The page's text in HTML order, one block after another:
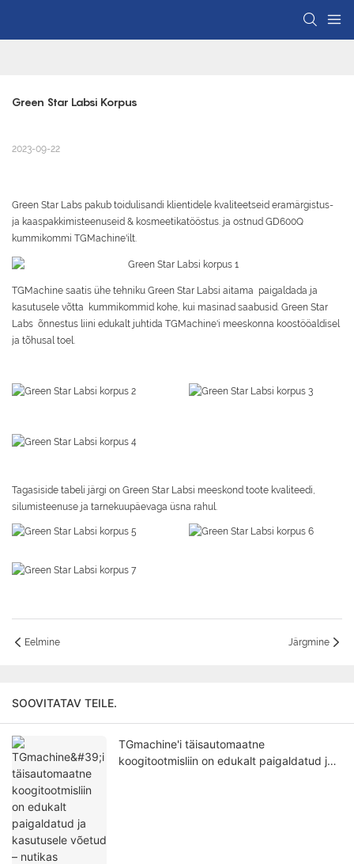
Green Star Labsi Korpus
2023-09-22
Green Star Labs pakub toidulisandi klientidele kvaliteetseid eramärgistus-
ja kaaspakkimisteenuseid & kosmeetikatööstus. ja ostnud GD600Q
kummikommi TGMachine'ilt.
TGMachine saatis ühe tehniku ​​Green Star Labsi aitama paigaldada ja
kasutusele võtta kummikommid kohe, kui masinad saabusid. Green Star
Labs õnnestus liini edukalt juhtida TGMachine'i meeskonna koostööaldisel
ja tõhusal toel.
Tagasiside tabeli järgi on Green Star Labsi meeskond toote kvaliteedi,
silumisteenuse ja tarnekuupäevaga üsna rahul.
Eelmine Järgmine
SOOVITATAV TEILE.
TGmachine'i täisautomaatne
koogitootmisliin on edukalt paigaldatud ja